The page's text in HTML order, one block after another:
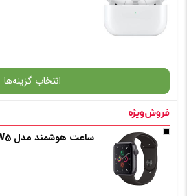
انتخاب گزینه‌ها
گارانتی
انتخاب رنگ
ساعت هوشمند مدل W5